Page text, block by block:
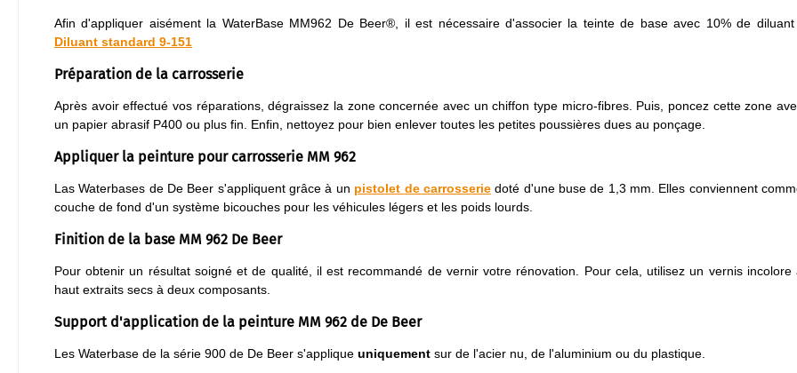
Afin d'appliquer aisément la WaterBase MM962 De Beer®, il est nécessaire d'associer la teinte de base avec 10% de diluant
Diluant standard 9-151
Préparation de la carrosserie
Après avoir effectué vos réparations, dégraissez la zone concernée avec un chiffon type micro-fibres. Puis, poncez cette zone
un papier abrasif P400 ou plus fin. Enfin, nettoyez pour bien enlever toutes les petites poussières dues au ponçage.
Appliquer la peinture pour carrosserie MM 962
Las Waterbases de De Beer s'appliquent grâce à un pistolet de carrosseriedoté d'une buse de 1,3 mm. Elles conviennent
couche de fond d'un système bicouches pour les véhicules légers et les poids lourds.
Finition de la base MM 962 De Beer
Pour obtenir un résultat soigné et de qualité, il est recommandé de vernir votre rénovation. Pour cela, utilisez un vernis incolore
haut extraits secs à deux composants.
Support d'application de la peinture MM 962 de De Beer
Les Waterbase de la série 900 de De Beer s'applique uniquement sur de l'acier nu, de l'aluminium ou du plastique.